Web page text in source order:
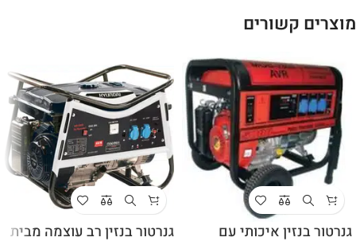
מוצרים קשורים
גנרטור בנזין איכותי עם
גנרטור בנזין רב עוצמה מבית